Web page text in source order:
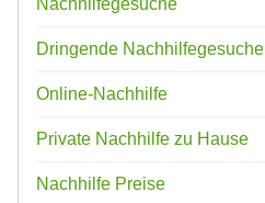
Dringende Nachhilfegesuche
Online-Nachhilfe
Private Nachhilfe zu Hause
Nachhilfe Preise